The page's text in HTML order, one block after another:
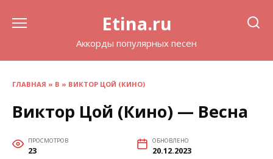
Etina.ru
Аккорды популярных песен
ГЛАВНАЯ » В » ВИКТОР ЦОЙ (КИНО)
Виктор Цой (Кино) — Весна
ПРОСМОТРОВ
23
ОБНОВЛЕНО
20.12.2023